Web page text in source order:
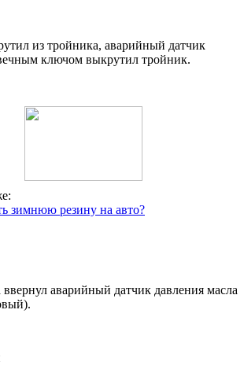
из тройника, аварийный датчик
ключом выкрутил тройник.
зимнюю резину на авто?
аварийный датчик давления масла